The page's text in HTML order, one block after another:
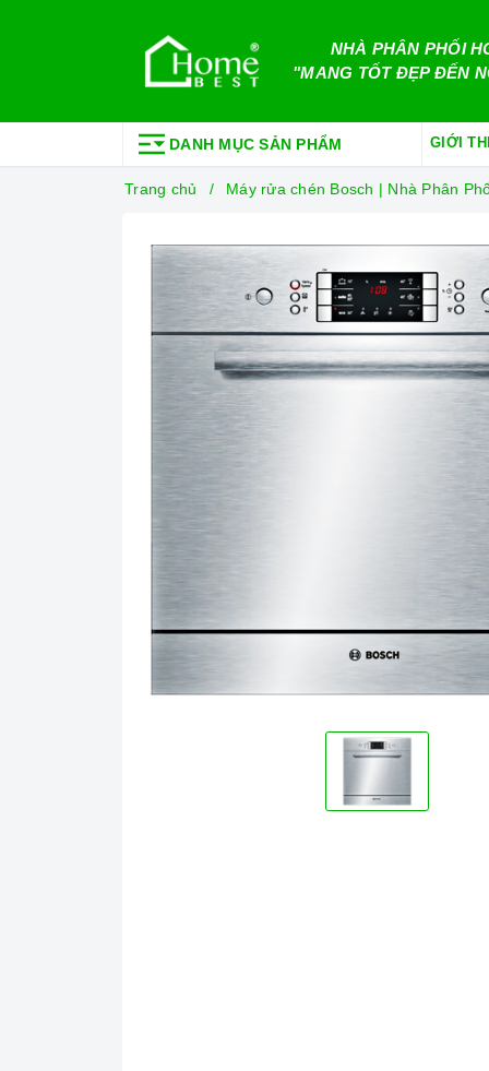
NHÀ PHÂN PHỐI
"MANG TỐT ĐẸP ĐẾN
DANH MỤC SẢN PHẨM GIỚI
Trang chủ Máy rửa chén Bosch | Nhà Phân